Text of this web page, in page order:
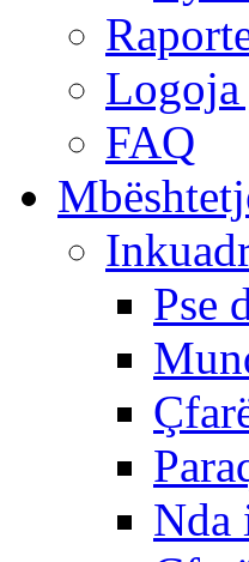
Logoja
FAQ
Pse
Nda